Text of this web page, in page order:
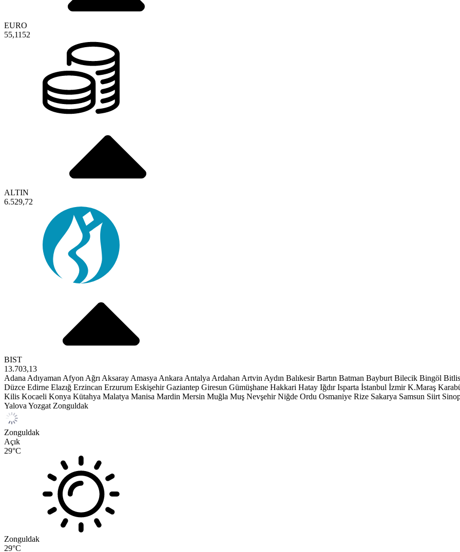
EURO
55,1152
ALTIN
6.529,72
BIST
13.703,13
Adana Adıyaman Afyon Ağrı Aksaray Amasya Ankara Antalya Ardahan Artvin Aydın Balıkesir Bartın Batman Bayburt Bilecik Bingöl Bitlis
Düzce Edirne Elazığ Erzincan Erzurum Eskişehir Gaziantep Giresun Gümüşhane Hakkari Hatay Iğdır Isparta İstanbul İzmir K.Maraş
Kilis Kocaeli Konya Kütahya Malatya Manisa Mardin Mersin Muğla Muş Nevşehir Niğde Ordu Osmaniye Rize Sakarya Samsun Siirt
Yalova Yozgat Zonguldak
Zonguldak
Açık
29°C
Zonguldak
29°C